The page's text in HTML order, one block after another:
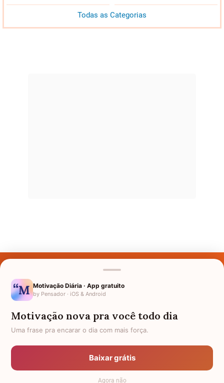
Todas as Categorias
Nomes pelo Mundo
Política de Privacidade
Anuncie
Motivação Diária · App gratuito
by Pensador · iOS & Android
Motivação nova pra você todo dia
Uma frase pra encarar o dia com mais força.
Baixar grátis
Agora não